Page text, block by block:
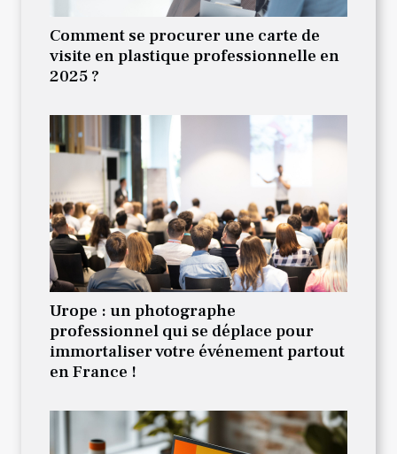
Comment se procurer une carte de
visite en plastique professionnelle en
2025 ?
Urope : un photographe
professionnel qui se déplace pour
immortaliser votre événement partout
en France !